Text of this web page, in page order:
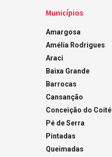
Municípios
Amargosa
Amélia Rodrigues
Araci
Baixa Grande
Barrocas
Cansanção
Conceição do Coité
Pé de Serra
Pintadas
Queimadas